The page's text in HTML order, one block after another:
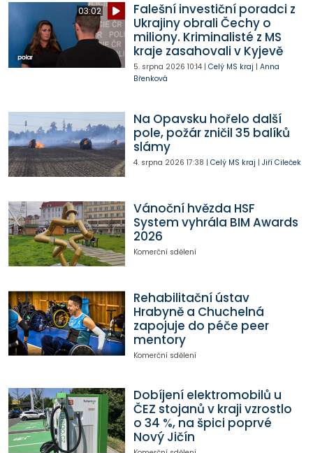
03:02
Falešní investiční poradci z
Ukrajiny obrali Čechy o
miliony. Kriminalisté z MS
kraje zasahovali v Kyjevě
5. srpna 2026 10:14| Celý MS kraj | Anna
Břenková
Na Opavsku hořelo další
pole, požár zničil 35 balíků
slámy
4. srpna 2026 17:38 | Celý MS kraj | Jiří Cileček
Vánoční hvězda HSF
System vyhrála BIM Awards
2026
Komerční sdělení
Rehabilitační ústav
Hrabyně a Chuchelná
zapojuje do péče peer
mentory
Komerční sdělení
Dobíjení elektromobilů u
ČEZ stojanů v kraji vzrostlo
o 34 %, na špici poprvé
Nový Jičín